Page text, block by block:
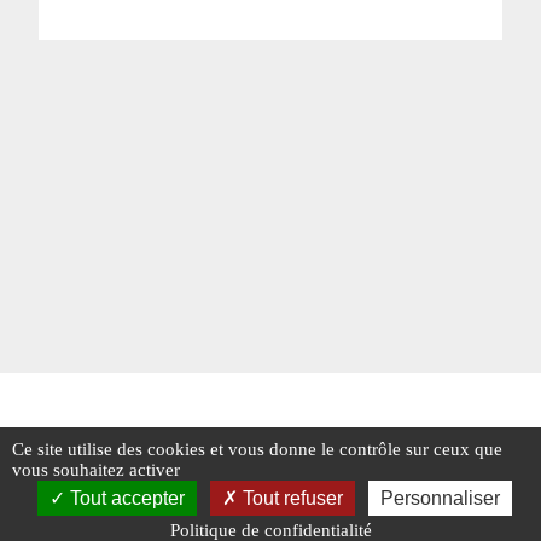
Ce site utilise des cookies et vous donne le contrôle sur ceux que
vous souhaitez activer
Tout accepter Tout refuser Personnaliser
Politique de confidentialité